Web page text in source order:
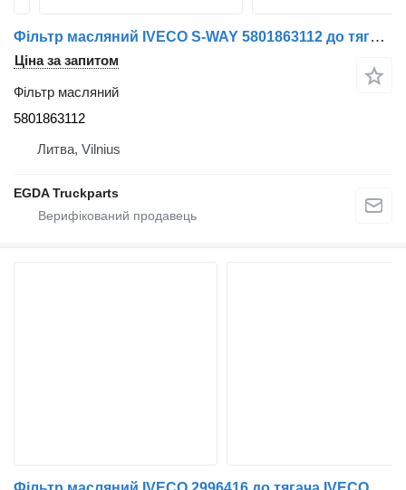
Фільтр масляний IVECO S-WAY 5801863112 до тягача IVECO
Ціна за запитом
Фільтр масляний
5801863112
Литва, Vilnius
EGDA Truckparts